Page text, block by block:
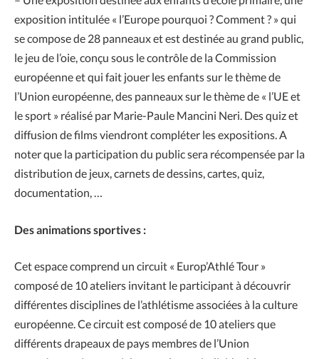
exposition intitulée « l’Europe pourquoi ? Comment ? » qui
se compose de 28 panneaux et est destinée au grand public,
le jeu de l’oie, conçu sous le contrôle de la Commission
européenne et qui fait jouer les enfants sur le thème de
l’Union européenne, des panneaux sur le thème de « l’UE et
le sport » réalisé par Marie-Paule Mancini Neri. Des quiz et
diffusion de films viendront compléter les expositions. A
noter que la participation du public sera récompensée par la
distribution de jeux, carnets de dessins, cartes, quiz,
documentation, …
Des animations sportives :
Cet espace comprend un circuit « Europ’Athlé Tour »
composé de 10 ateliers invitant le participant à découvrir
différentes disciplines de l’athlétisme associées à la culture
européenne. Ce circuit est composé de 10 ateliers que
différents drapeaux de pays membres de l’Union